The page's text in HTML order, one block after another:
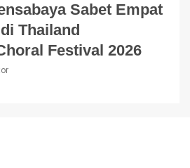
Sabet Empat
Thailand
Festival 2026